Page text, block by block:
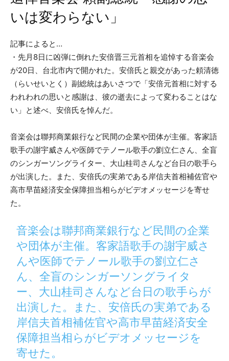
いは変わらない」
記事によると…
・先月8日に凶弾に倒れた安倍晋三元首相を追悼する音楽会
が20日、台北市内で開かれた。安倍氏と親交があった頼清徳
（らいせいとく）副総統はあいさつで「安倍元首相に対する
われわれの思いと感謝は、彼の逝去によって変わることはな
い」と述べ、安倍氏を悼んだ。
音楽会は聯邦商業銀行など民間の企業や団体が主催。客家語
歌手の謝宇威さんや医師でテノール歌手の劉立仁さん、全盲
のシンガーソングライター、大山桂司さんなど台日の歌手ら
が出演した。また、安倍氏の実弟である岸信夫首相補佐官や
高市早苗経済安全保障担当相らがビデオメッセージを寄せ
た。
音楽会は聯邦商業銀行など民間の企業
や団体が主催。客家語歌手の謝宇威さ
んや医師でテノール歌手の劉立仁さ
ん、全盲のシンガーソングライタ
ー、大山桂司さんなど台日の歌手らが
出演した。また、安倍氏の実弟である
岸信夫首相補佐官や高市早苗経済安全
保障担当相らがビデオメッセージを
寄せた。